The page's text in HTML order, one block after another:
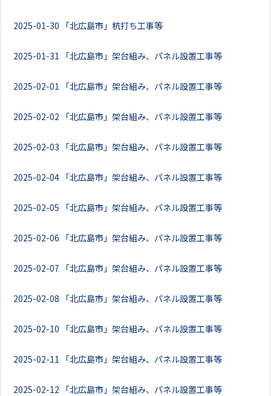
2025-01-30 「北広島市」杭打ち工事等
2025-01-31 「北広島市」架台組み、パネル設置工事等
2025-02-01 「北広島市」架台組み、パネル設置工事等
2025-02-02 「北広島市」架台組み、パネル設置工事等
2025-02-03 「北広島市」架台組み、パネル設置工事等
2025-02-04 「北広島市」架台組み、パネル設置工事等
2025-02-05 「北広島市」架台組み、パネル設置工事等
2025-02-06 「北広島市」架台組み、パネル設置工事等
2025-02-07 「北広島市」架台組み、パネル設置工事等
2025-02-08 「北広島市」架台組み、パネル設置工事等
2025-02-10 「北広島市」架台組み、パネル設置工事等
2025-02-11 「北広島市」架台組み、パネル設置工事等
2025-02-12 「北広島市」架台組み、パネル設置工事等